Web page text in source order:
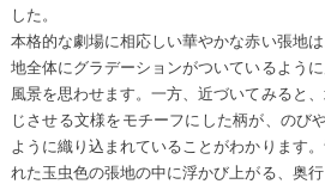
した。
本格的な劇場に相応しい華やかな赤い張地
地全体にグラデーションがついているよう
風景を思わせます。一方、近づいてみると
じさせる文様をモチーフにした柄が、のび
ように織り込まれていることがわかります
れた玉虫色の張地の中に浮かび上がる、奥